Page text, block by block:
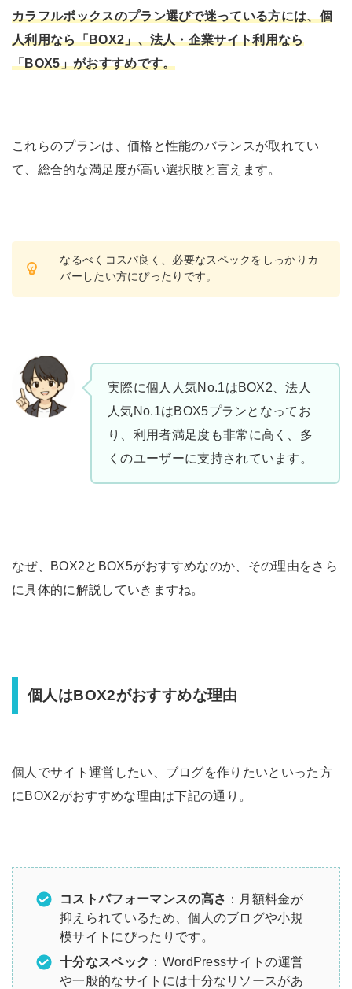
カラフルボックスのプラン選びで迷っている方には、個
人利用なら「BOX2」、法人・企業サイト利用なら
「BOX5」がおすすめです。
これらのプランは、価格と性能のバランスが取れてい
て、総合的な満足度が高い選択肢と言えます。
なるべくコスパ良く、必要なスペックをしっかりカ
バーしたい方にぴったりです。
実際に個人人気No.1はBOX2、法人
人気No.1はBOX5プランとなってお
り、利用者満足度も非常に高く、多
くのユーザーに支持されています。
なぜ、BOX2とBOX5がおすすめなのか、その理由をさら
に具体的に解説していきますね。
個人はBOX2がおすすめな理由
個人でサイト運営したい、ブログを作りたいといった方
にBOX2がおすすめな理由は下記の通り。
コストパフォーマンスの高さ ：月額料金が
抑えられているため、個人のブログや小規
模サイトにぴったりです。
十分なスペック ：WordPressサイトの運営
や一般的なサイトには十分なリソースがあ